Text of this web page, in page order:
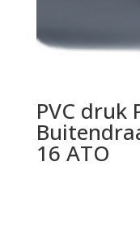
PVC druk
16 ATO